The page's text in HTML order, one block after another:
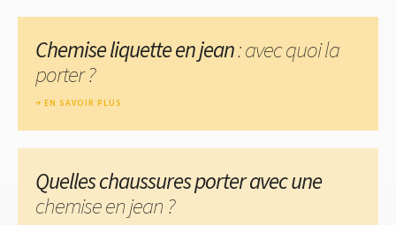
Chemise liquette en jean: avec quoi la
porter ?
EN SAVOIR PLUS
Quelles chaussures porter avec une
chemise en jean ?